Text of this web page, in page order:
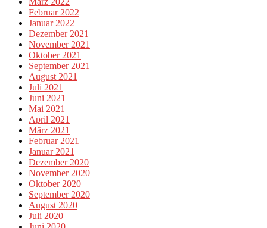
Februar 2022
Januar 2022
Dezember 2021
November 2021
Oktober 2021
September 2021
August 2021
Juli 2021
Juni 2021
Mai 2021
April 2021
März 2021
Februar 2021
Januar 2021
Dezember 2020
November 2020
Oktober 2020
September 2020
August 2020
Juli 2020